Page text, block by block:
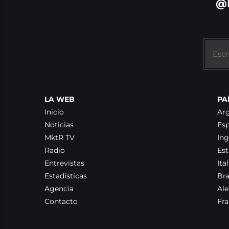
LA WEB
Inicio
Noticias
MktR TV
Radio
Entrevistas
Estadísticas
Agencia
Contacto